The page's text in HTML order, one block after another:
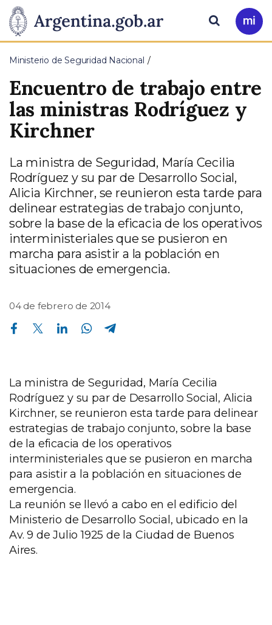
Presidencia
de
la
Nación
Pasar al contenido principal
Ir
a
Buscar
Ministerio de Seguridad Nacional
Encuentro de trabajo entre
las ministras Rodríguez y
Kirchner
La ministra de Seguridad, María Cecilia
Rodríguez y su par de Desarrollo Social,
Alicia Kirchner, se reunieron esta tarde para
delinear estrategias de trabajo conjunto,
sobre la base de la eficacia de los operativos
interministeriales que se pusieron en
marcha para asistir a la población en
situaciones de emergencia.
04 de febrero de 2014
Compartir en Facebook Compartir en Twitter Compartir en Linkedin Compartir en Whatsapp
La ministra de Seguridad, María Cecilia
Rodríguez y su par de Desarrollo Social, Alicia
Kirchner, se reunieron esta tarde para delinear
estrategias de trabajo conjunto, sobre la base
de la eficacia de los operativos
interministeriales que se pusieron en marcha
para asistir a la población en situaciones de
emergencia.
La reunión se llevó a cabo en el edificio del
Ministerio de Desarrollo Social, ubicado en la
Av. 9 de Julio 1925 de la Ciudad de Buenos
Aires.